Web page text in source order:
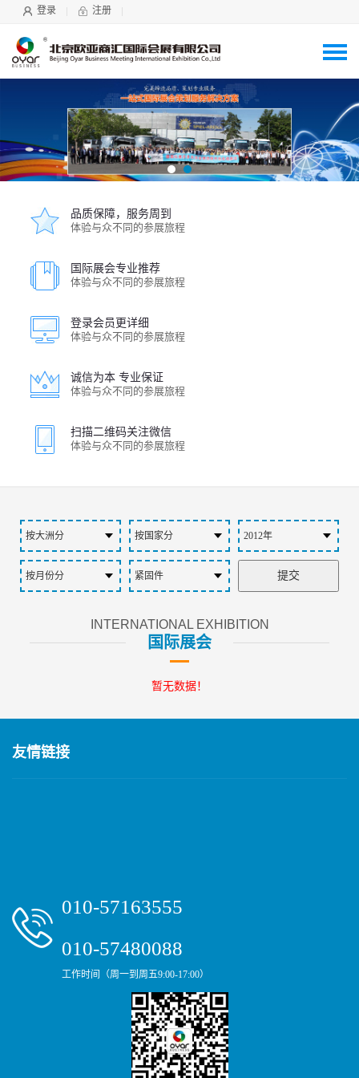
登录 注册
品质保障，服务周到
体验与众不同的参展旅程
国际展会专业推荐
体验与众不同的参展旅程
登录会员更详细
体验与众不同的参展旅程
诚信为本 专业保证
体验与众不同的参展旅程
扫描二维码关注微信
体验与众不同的参展旅程
INTERNATIONAL EXHIBITION
国际展会
暂无数据！
友情链接
010-57163555
010-57480088
工作时间（周一到周五9:00-17:00）